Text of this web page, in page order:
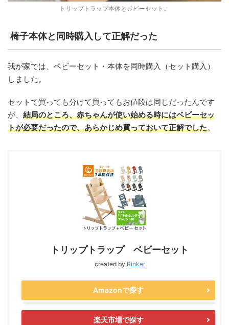
トリップトラップ本体とベビーセット。
椅子本体と同時購入して正解だった
我が家では、ベビーセット・本体を同時購入（セット購入）
しました。
セットで買っても分けて買ってもお値段は同じだったんです
が、 結局のところ、赤ちゃんが使い始める時にはベビーセッ
トが必要だったので、あらかじめ買っておいて正解でした。
トリップトラップ ベビーセット
created by Rinker
Amazonで探す
楽天市場で探す